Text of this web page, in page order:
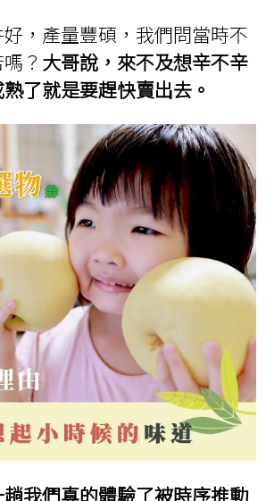
，產量豐碩，我們問當時不
？ 大哥說，來不及想辛不辛
了就是要趕快賣出去。
我們真的體驗了被時序推動